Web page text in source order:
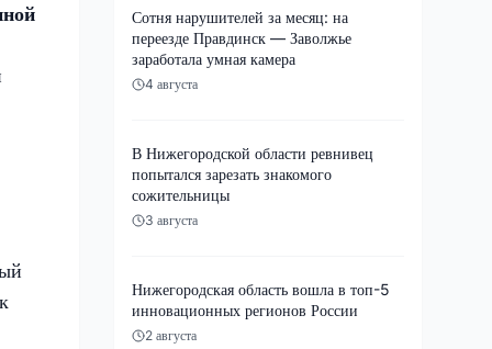
Сотня нарушителей за месяц: на
переезде Правдинск — Заволжье
заработала умная камера
4 августа
В Нижегородской области ревнивец
попытался зарезать знакомого
сожительницы
3 августа
Нижегородская область вошла в топ-5
инновационных регионов России
2 августа